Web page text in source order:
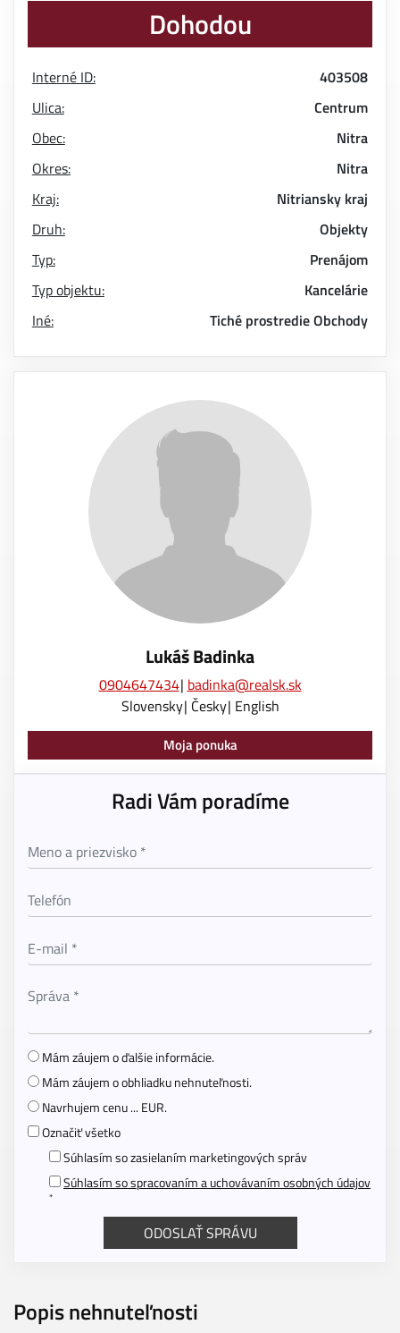
Popis nehnuteľnosti
Dohodou
Interné ID:
403508
Ulica:
Centrum
Obec:
Nitra
Okres:
Nitra
Kraj:
Nitriansky kraj
Druh:
Objekty
Typ:
Prenájom
Typ objektu:
Kancelárie
Iné:
Tiché prostredieObchody
Lukáš Badinka
0904647434 badinka@realsk.sk
Slovensky Česky English
Moja ponuka
Radi Vám poradíme
Mám záujem o ďalšie informácie.
Mám záujem o obhliadku nehnuteľnosti.
Navrhujem cenu ... EUR.
Označiť všetko
Súhlasím so zasielaním marketingových správ
Súhlasím so spracovaním a uchovávaním osobných údajov
*